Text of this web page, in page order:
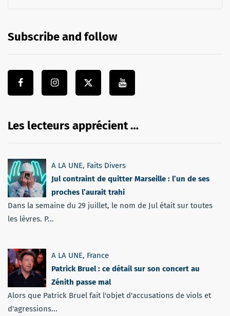
Subscribe and follow
Les lecteurs apprécient …
A LA UNE, Faits Divers
Jul contraint de quitter Marseille : l’un de ses
proches l’aurait trahi
Dans la semaine du 29 juillet, le nom de Jul était sur toutes
les lèvres. P...
A LA UNE, France
Patrick Bruel : ce détail sur son concert au
Zénith passe mal
Alors que Patrick Bruel fait l'objet d'accusations de viols et
d'agressions...